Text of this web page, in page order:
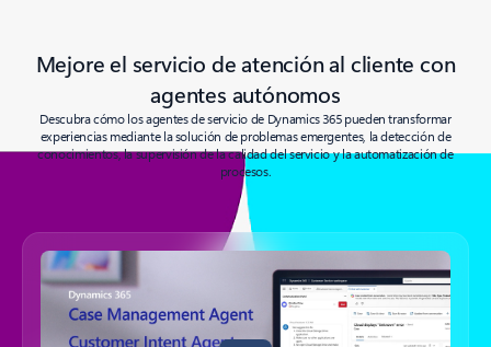
Mejore el servicio de atención al cliente con
agentes autónomos
Descubra cómo los agentes de servicio de Dynamics 365 pueden transformar
experiencias mediante la solución de problemas emergentes, la detección de
conocimientos, la supervisión de la calidad del servicio y la automatización de
procesos.